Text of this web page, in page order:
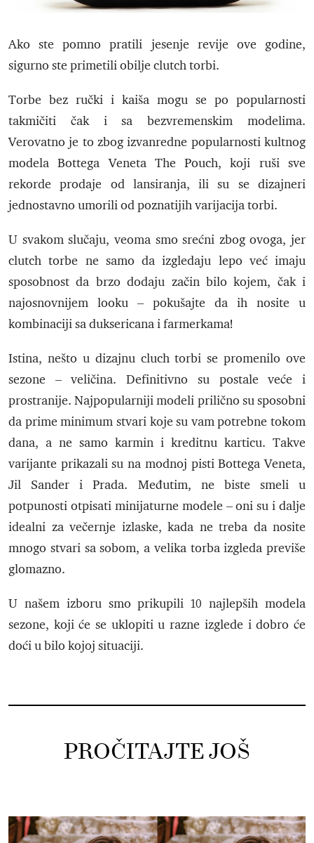
Ako ste pomno pratili jesenje revije ove godine,
sigurno ste primetili obilje clutch torbi.
Torbe bez ručki i kaiša mogu se po popularnosti
takmičiti čak i sa bezvremenskim modelima.
Verovatno je to zbog izvanredne popularnosti kultnog
modela Bottega Veneta The Pouch, koji ruši sve
rekorde prodaje od lansiranja, ili su se dizajneri
jednostavno umorili od poznatijih varijacija torbi.
U svakom slučaju, veoma smo srećni zbog ovoga, jer
clutch torbe ne samo da izgledaju lepo već imaju
sposobnost da brzo dodaju začin bilo kojem, čak i
najosnovnijem looku – pokušajte da ih nosite u
kombinaciji sa duksericana i farmerkama!
Istina, nešto u dizajnu cluch torbi se promenilo ove
sezone – veličina. Definitivno su postale veće i
prostranije. Najpopularniji modeli prilično su sposobni
da prime minimum stvari koje su vam potrebne tokom
dana, a ne samo karmin i kreditnu karticu. Takve
varijante prikazali su na modnoj pisti Bottega Veneta,
Jil Sander i Prada. Međutim, ne biste smeli u
potpunosti otpisati minijaturne modele – oni su i dalje
idealni za večernje izlaske, kada ne treba da nosite
mnogo stvari sa sobom, a velika torba izgleda previše
glomazno.
U našem izboru smo prikupili 10 najlepših modela
sezone, koji će se uklopiti u razne izglede i dobro će
doći u bilo kojoj situaciji.
PROČITAJTE JOŠ